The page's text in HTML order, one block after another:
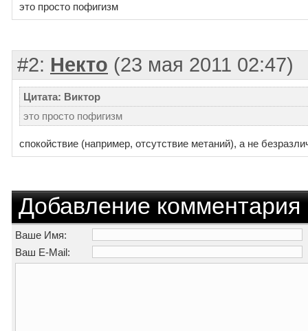
это просто пофигизм
#2: Некто (23 мая 2011 02:47)
Цитата: Виктор
это просто пофигизм
спокойствие (например, отсутствие метаний), а не
Добавление комментария
Ваше Имя:
Ваш E-Mail: